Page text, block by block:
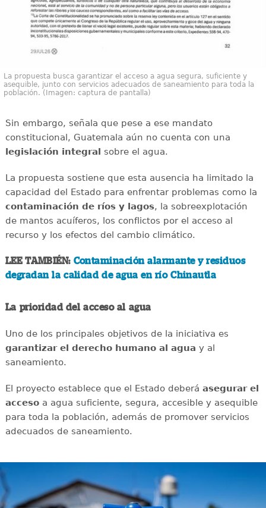
La propuesta busca garantizar el acceso a agua segura, suficiente y
asequible, junto con servicios adecuados de saneamiento para toda la
población. (Imagen: captura de pantalla)
Sin embargo, señala que pese a ese mandato
constitucional, Guatemala aún no cuenta con una
legislación integral sobre el agua.
La propuesta sostiene que esta ausencia ha limitado la
capacidad del Estado para enfrentar problemas como la
contaminación de ríos y lagos, la sobreexplotación
de mantos acuíferos, los conflictos por el acceso al
recurso y los efectos del cambio climático.
LEE TAMBIÉN: Contaminación alarmante y residuos
degradan la calidad de agua en río Chinautla
La prioridad del acceso al agua
Uno de los principales objetivos de la iniciativa es
garantizar el derecho humano al agua y al
saneamiento.
El proyecto establece que el Estado deberá asegurar el
accesoa agua suficiente, segura, accesible y asequible
para toda la población, además de promover servicios
adecuados de saneamiento.